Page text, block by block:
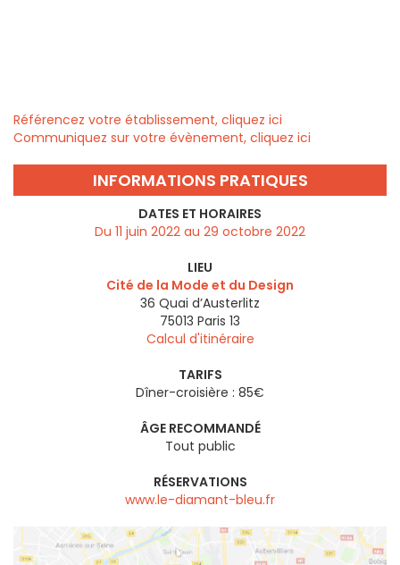
Référencez votre établissement, cliquez ici
Communiquez sur votre évènement, cliquez ici
INFORMATIONS PRATIQUES
DATES ET HORAIRES
Du 11 juin 2022 au 29 octobre 2022
LIEU
Cité de la Mode et du Design
36 Quai d’Austerlitz
75013 Paris 13
Calcul d'itinéraire
TARIFS
Dîner-croisière : 85€
ÂGE RECOMMANDÉ
Tout public
RÉSERVATIONS
www.le-diamant-bleu.fr